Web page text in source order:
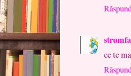
ce te